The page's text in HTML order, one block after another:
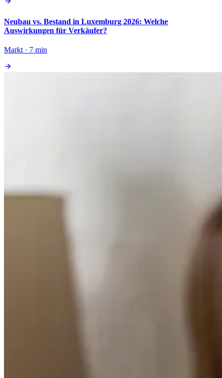
Neubau vs. Bestand in Luxemburg 2026: Welche
Auswirkungen für Verkäufer?
Markt · 7 min